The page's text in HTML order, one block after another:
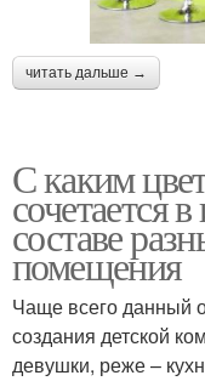
читать дальше →
С каким
сочетается
составе
помещения
Чаще всего данный
создания детской
девушки, реже –